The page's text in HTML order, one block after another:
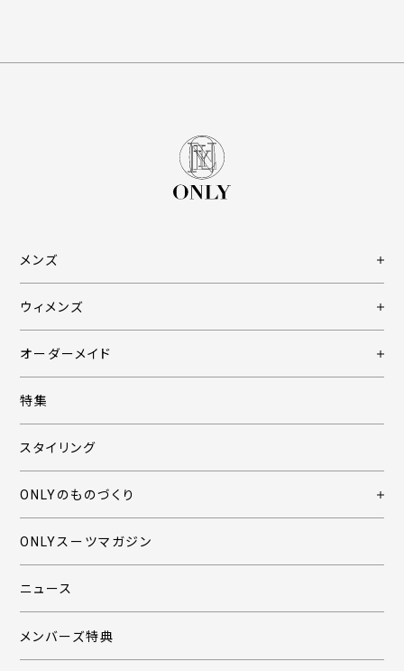
メンズ
ウィメンズ
オーダーメイド
特集
スタイリング
ONLYのものづくり
ONLYスーツマガジン
ニュース
メンバーズ特典